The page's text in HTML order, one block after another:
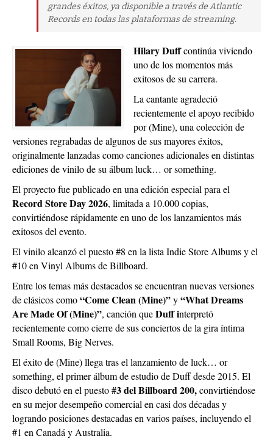
grandes éxitos, ya disponible a través de Atlantic
Records en todas las plataformas de streaming.
Hilary Duffcontinúa viviendo
uno de los momentos más
exitosos de su carrera.
La cantante agradeció
recientemente el apoyo recibido
por (Mine), una colección de
versiones regrabadas de algunos de sus mayores éxitos,
originalmente lanzadas como canciones adicionales en distintas
ediciones de vinilo de su álbum luck… or something.
El proyecto fue publicado en una edición especial para el
Record Store Day 2026, limitada a 10.000 copias,
convirtiéndose rápidamente en uno de los lanzamientos más
exitosos del evento.
El vinilo alcanzó el puesto #8 en la lista Indie Store Albums y el
#10 en Vinyl Albums de Billboard.
Entre los temas más destacados se encuentran nuevas versiones
de clásicos como“Come Clean (Mine)”y“What Dreams
Are Made Of (Mine)”, canción queDuff interpretó
recientemente como cierre de sus conciertos de la gira íntima
Small Rooms, Big Nerves.
El éxito de (Mine) llega tras el lanzamiento de luck… or
something, el primer álbum de estudio de Duff desde 2015. El
disco debutó en el puesto#3 del Billboard 200,convirtiéndose
en su mejor desempeño comercial en casi dos décadas y
logrando posiciones destacadas en varios países, incluyendo el
#1 en Canadá y Australia.